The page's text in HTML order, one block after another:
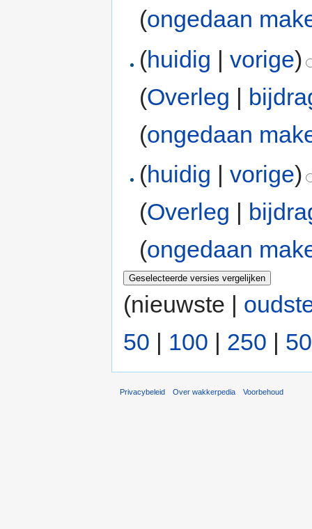
(ongedaan
(huidig |vorige)
(Overleg |
(ongedaan
(huidig |vorige)
(Overleg |
(ongedaan
(nieuwste |
50 | 100 | 250 |
Privacybeleid Over wakkerpedia Voorbehoud